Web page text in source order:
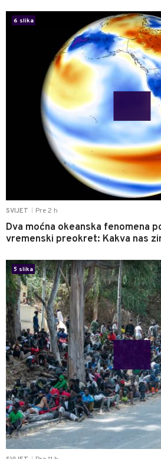
SVIJET Pre 2 h
Dva moćna okeanska fenomena
vremenski preokret: Kakva nas
6 slika
5 slika